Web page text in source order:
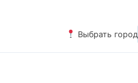
Выбрать город